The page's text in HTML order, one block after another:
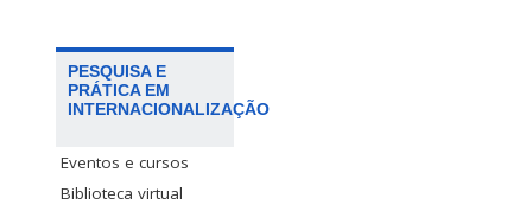
PESQUISA E
PRÁTICA EM
INTERNACIONALIZAÇÃO
Eventos e cursos
Biblioteca virtual